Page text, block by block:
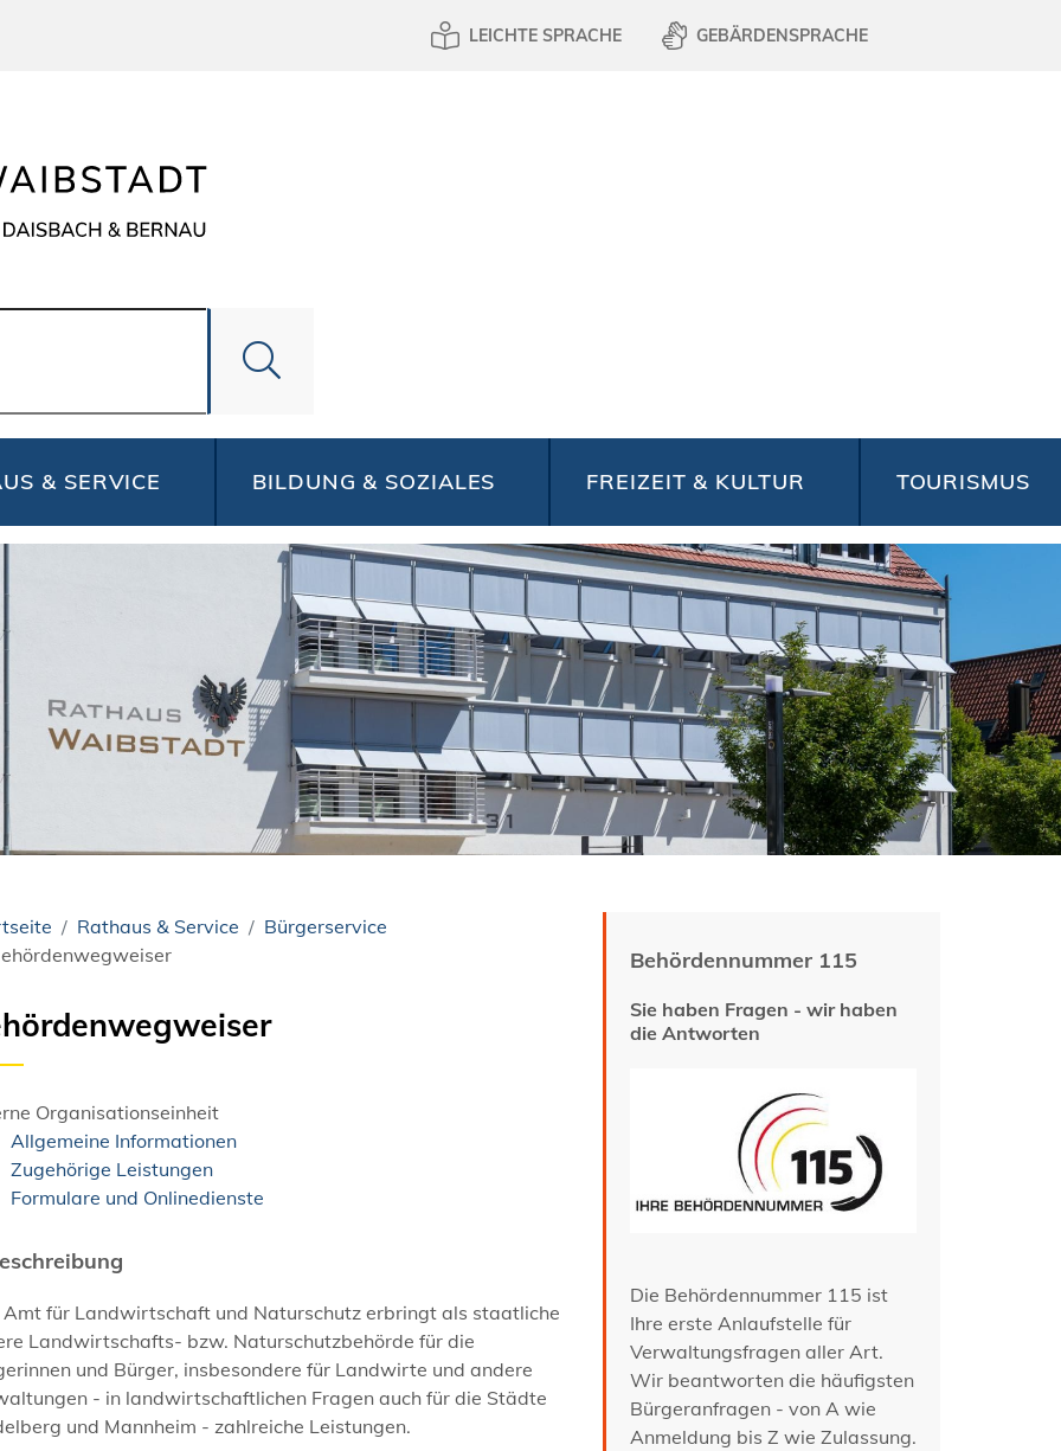
LEICHTE SPRACHE GEBÄRDENSPRACHE
& SERVICE BILDUNG & SOZIALES FREIZEIT & KULTUR TOURISMUS
Rathaus & Service
Bürgerservice
Organisationseinheit
Allgemeine Informationen
Zugehörige Leistungen
Formulare und Onlinedienste
Amt für Landwirtschaft und Naturschutz erbringt als staatliche
Landwirtschafts- bzw. Naturschutzbehörde für die
und Bürger, insbesondere für Landwirte und andere
- in landwirtschaftlichen Fragen auch für die Städte
und Mannheim - zahlreiche Leistungen.
Behördennummer 115
Sie haben Fragen - wir haben
die Antworten
Die Behördennummer 115 ist
Ihre erste Anlaufstelle für
Verwaltungsfragen aller Art.
Wir beantworten die häufigsten
Bürgeranfragen - von A wie
Anmeldung bis Z wie Zulassung.